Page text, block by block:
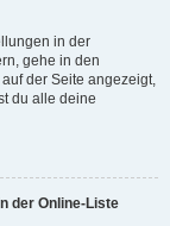
in der
gehe in den
der Seite angezeigt,
du alle deine
der Online-Liste